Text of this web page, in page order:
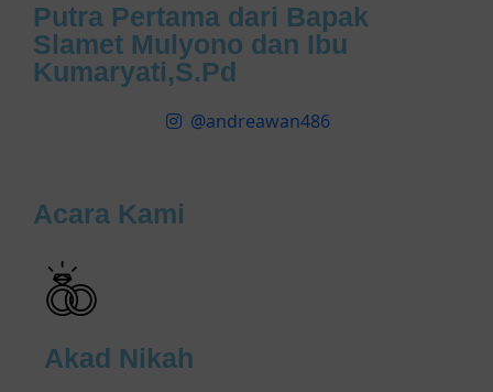
Putra Pertama dari Bapak
Slamet Mulyono dan Ibu
Kumaryati,S.Pd
@andreawan486
Acara Kami
Akad Nikah